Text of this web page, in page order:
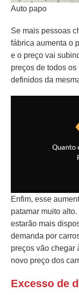
Auto papo
Se mais pessoas
fábrica aumenta o
e o preço vai
preços de todos
definidos da
Enfim, esse
patamar muito
estarão mais
demanda por
preços vão chegar
novo preço dos
Excesso de